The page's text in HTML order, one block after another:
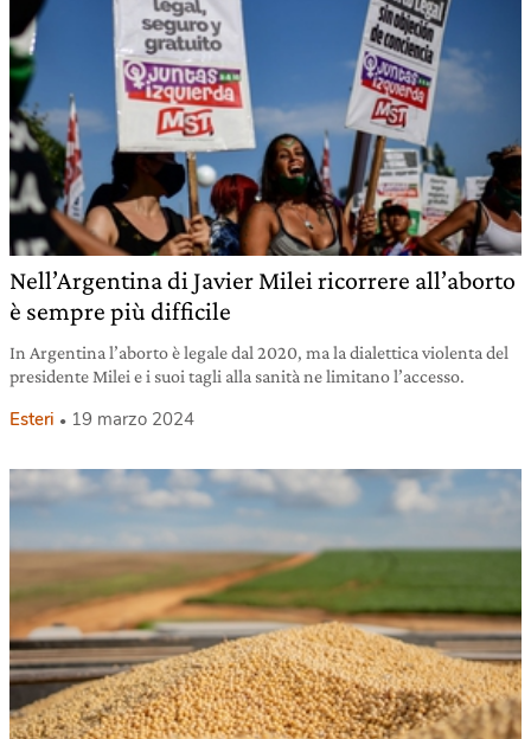
Nell’Argentina di Javier Milei ricorrere all’aborto
è sempre più difficile
In Argentina l’aborto è legale dal 2020, ma la dialettica violenta del
presidente Milei e i suoi tagli alla sanità ne limitano l’accesso.
Esteri 19 marzo 2024